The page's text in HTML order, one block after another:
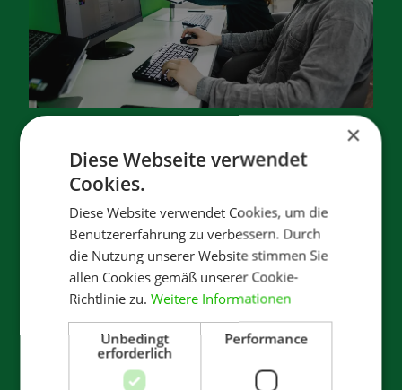
Blogbeitrag
Raster sind das halbe
Leben
Artikel vom 08. November 2023
Wenn man sich mal so umschaut, dann
gibt es für so ziemlich alles irgendeine
Richtlinie. Egal ob es um das Beschriften
×
Diese Webseite verwendet
Cookies.
Diese Website verwendet Cookies, um die
Benutzererfahrung zu verbessern. Durch
die Nutzung unserer Website stimmen Sie
allen Cookies gemäß unserer Cookie-
Richtlinie zu.Weitere Informationen
Unbedingt
erforderlich
Performance